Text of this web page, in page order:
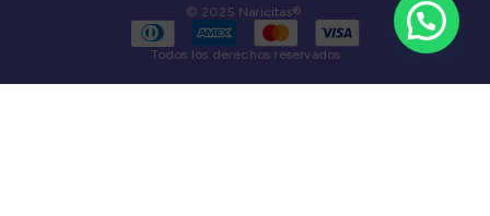
© 2025 Naricitas®.
Todos los derechos reservados